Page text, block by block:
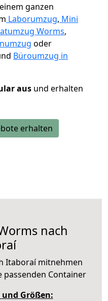
ganzen
Laborumzug, Mini
Worms,
oder
Büroumzug in
aus und erhalten
erhalten
nach
Itaboraí mitnehmen
passenden Container
Größen: